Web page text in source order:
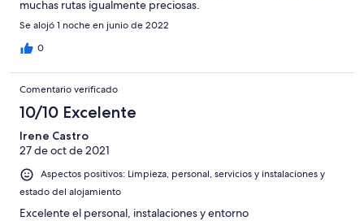
muchas rutas igualmente preciosas.
Se alojó 1 noche en junio de 2022
0
Comentario verificado
10/10 Excelente
Irene Castro
27 de oct de 2021
Aspectos positivos: Limpieza, personal, servicios y instalaciones y
estado del alojamiento
Excelente el personal, instalaciones y entorno